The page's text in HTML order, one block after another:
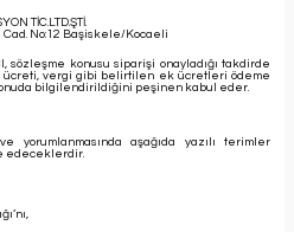
TİC.LTD.ŞTİ.
Cad. No:12 Başiskele/Kocaeli
sözleşme konusu siparişi onayladığı takdirde
ücreti, vergi gibi belirtilen ek ücretleri ödeme
bilgilendirildiğini peşinen kabul eder.
yorumlanmasında aşağıda yazılı terimler
edeceklerdir.